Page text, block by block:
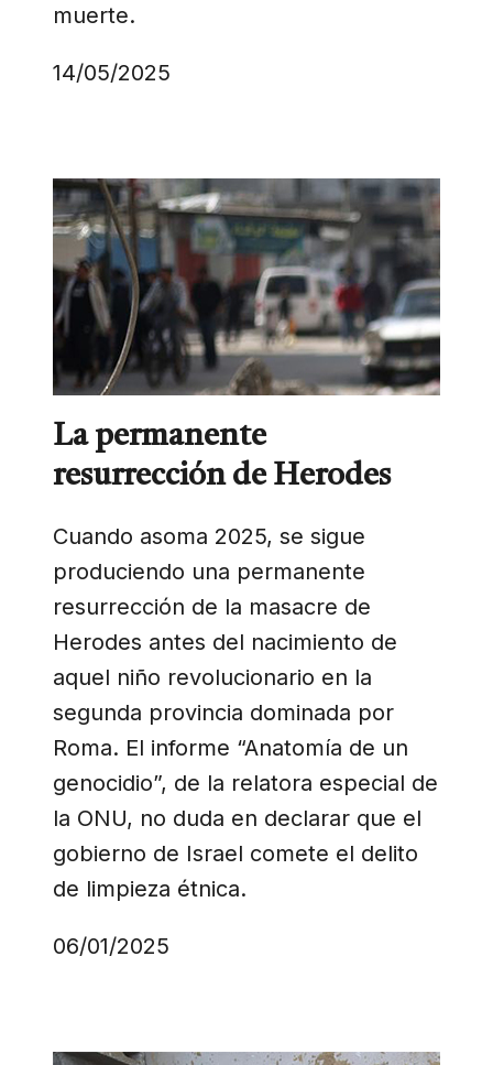
muerte.
14/05/2025
La permanente
resurrección de Herodes
Cuando asoma 2025, se sigue
produciendo una permanente
resurrección de la masacre de
Herodes antes del nacimiento de
aquel niño revolucionario en la
segunda provincia dominada por
Roma. El informe “Anatomía de un
genocidio”, de la relatora especial de
la ONU, no duda en declarar que el
gobierno de Israel comete el delito
de limpieza étnica.
06/01/2025